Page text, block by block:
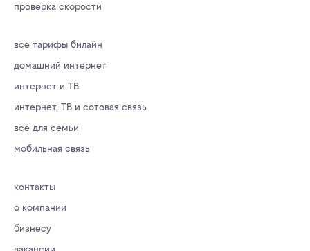
проверка скорости
все тарифы билайн
домашний интернет
интернет и ТВ
интернет, ТВ и сотовая связь
всё для семьи
мобильная связь
контакты
о компании
бизнесу